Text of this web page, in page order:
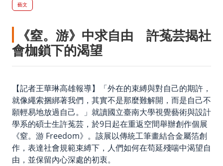
藝文
《窒。游》中求自由 許菟芸揭社
會枷鎖下的渴望
【記者王華琳高雄報導】「外在的束縛與對自己的期許，
就像繩索捆綁著我們，其實不是那麼難解開，而是自己不
願輕易地放過自己。」 就讀國立臺南大學視覺藝術與設計
學系的碩士生許菟芸，於9日起在重返空間舉辦創作個展
《窒。游 Freedom》。該展以傳統工筆畫結合金屬箔創
作，表達社會規範束縛下，人們如何在苟延殘喘中渴望自
由，並保留內心深處的初衷。